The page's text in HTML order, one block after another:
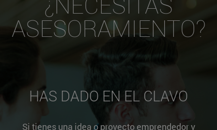
ASESORAMIENTO?
HAS DADO EN EL CLAVO
Si tienes una idea o proyecto emprendedor y